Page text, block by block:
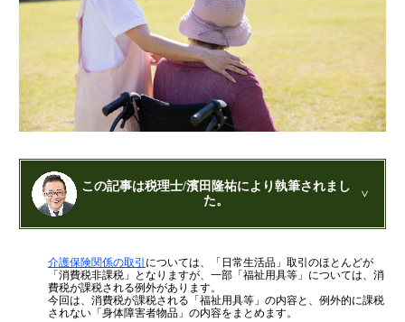
計画を立てることで見えてくるもの
承認のメリット
承認要件
留意事項
当税理士法人のサービス
資金調達支援
融資による資金調達について
金融機関の融資のポイント
金融機関から調達するメリットとデメリット
VCによる資金調達
この記事は税理士/濱田隆祐により執筆されまし
た。
はまだ税理士法人の代表税理士
近畿税理士会 神戸支部：登録番号121899
日本公認会計士協会 兵庫会：登録番号17074
兵庫県行政書士会：登録番号19300373
介護保険関係の取引 については、「日常生活品」取引のほとんどが
「消費税非課税」となりますが、一部「福祉用具等」については、消
費税が課税される例外があります。
今回は、消費税が課税される「福祉用具等」の内容と、例外的に課税
されない「身体障害者物品」の内容をまとめます。